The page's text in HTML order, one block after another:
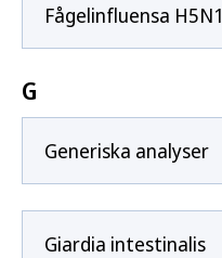
Fågelinfluensa H5N1
G
Generiska analyser
Giardia intestinalis